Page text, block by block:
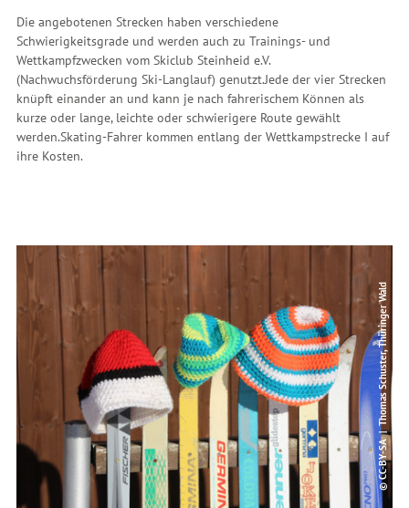
Die angebotenen Strecken haben verschiedene
Schwierigkeitsgrade und werden auch zu Trainings- und
Wettkampfzwecken vom Skiclub Steinheid e.V.
(Nachwuchsförderung Ski-Langlauf) genutzt.Jede der vier Strecken
knüpft einander an und kann je nach fahrerischem Können als
kurze oder lange, leichte oder schwierigere Route gewählt
werden.Skating-Fahrer kommen entlang der Wettkampstrecke I auf
ihre Kosten.
© CC-BY-SA | Thomas Schuster, Thüringer Wald